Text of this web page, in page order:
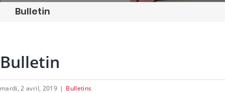
Bulletin
Bulletin
mardi, 2 avril, 2019 | Bulletins